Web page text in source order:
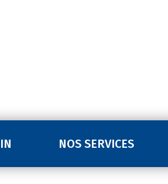
NOS SERVICES